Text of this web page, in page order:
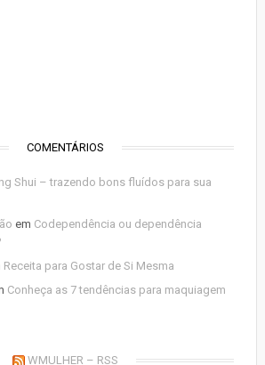
COMENTÁRIOS
Shui – trazendo bons fluídos para sua
em Codependência ou dependência
Receita para Gostar de Si Mesma
Conheça as 7 tendências para maquiagem
WMULHER – RSS